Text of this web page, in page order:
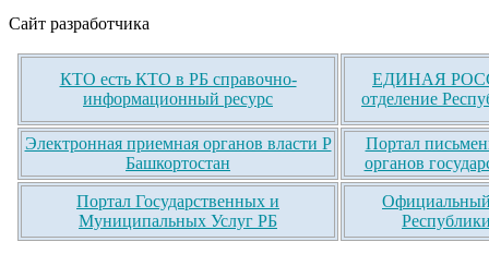
Сайт разработчика
КТО есть КТО в РБ справочно-
информационный ресурс
ЕДИНАЯ
отделение
Электронная приемная органов власти Р
Башкортостан
Портал
органов
Портал Государственных и
Муниципальных Услуг РБ
Официальный